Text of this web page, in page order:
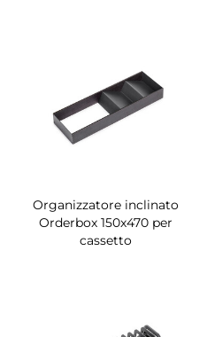
Organizzatore inclinato
Orderbox 150x470 per
cassetto